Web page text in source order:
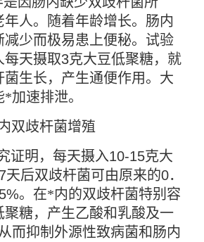
年人。随着年龄增长。肠内
减少而极易患上便秘。试验
每天摄取3克大豆低聚糖，就
菌生长，产生通便作用。大
加速排泄。
双歧杆菌增殖
证明，每天摄入10-15克大
天后双歧杆菌可由原来的0．
。在*内的双歧杆菌特别容
聚糖，产生乙酸和乳酸及一
而抑制外源性致病菌和肠内